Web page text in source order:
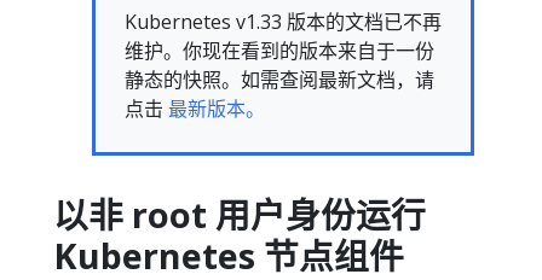
Kubernetes v1.33 版本的文档已不再
维护。你现在看到的版本来自于一份
静态的快照。如需查阅最新文档，请
点击 最新版本。
以非 root 用户身份运行
Kubernetes 节点组件